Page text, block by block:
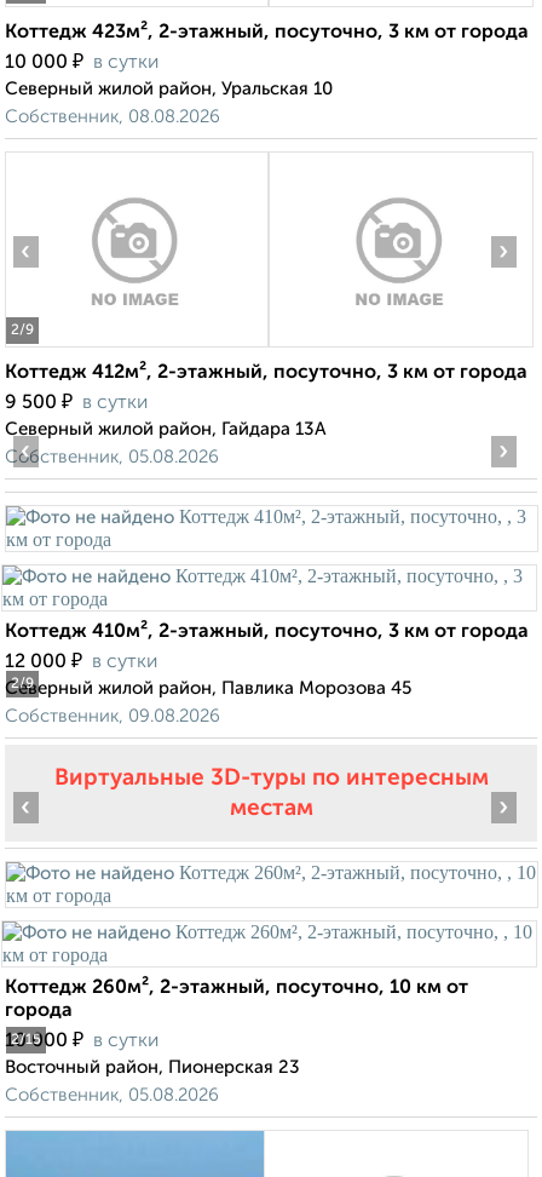
Коттедж 423м², 2-этажный, посуточно, 3 км от города
10 000 ₽ в сутки
Северный жилой район, Уральская 10
Собственник, 08.08.2026
2/9
‹ ›
Коттедж 412м², 2-этажный, посуточно, 3 км от города
9 500 ₽ в сутки
Северный жилой район, Гайдара 13А
Собственник, 05.08.2026
2/9
‹ ›
Коттедж 410м², 2-этажный, посуточно, 3 км от города
12 000 ₽ в сутки
Северный жилой район, Павлика Морозова 45
Собственник, 09.08.2026
Виртуальные 3D-туры по интересным
местам
2/15
‹ ›
Коттедж 260м², 2-этажный, посуточно, 10 км от
города
10 000 ₽ в сутки
Восточный район, Пионерская 23
Собственник, 05.08.2026